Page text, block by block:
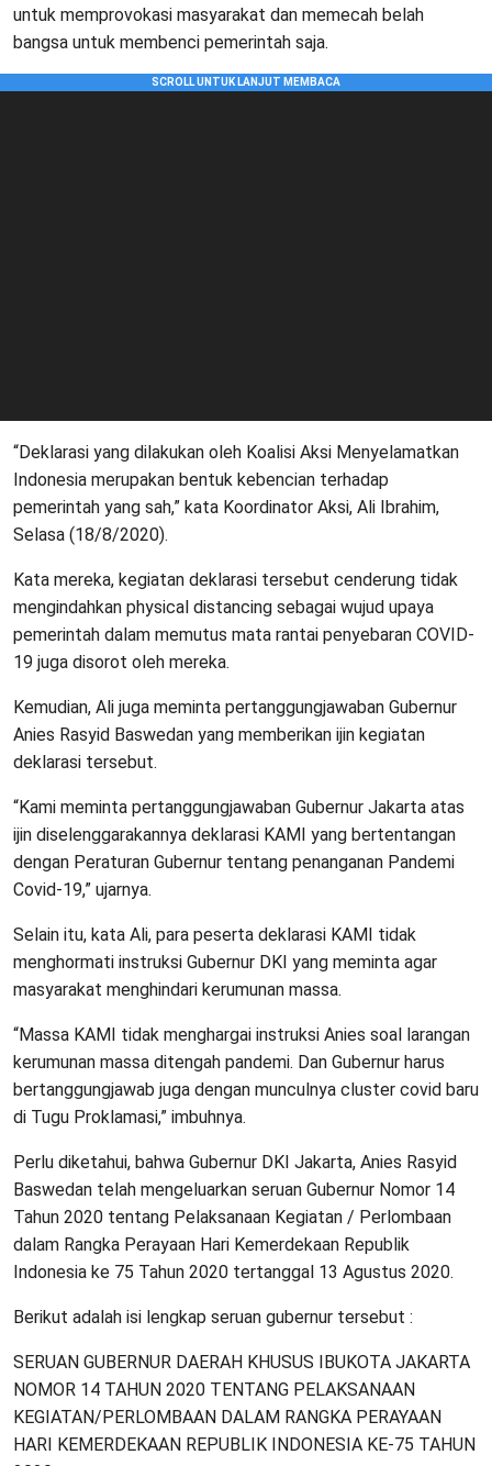
untuk memprovokasi masyarakat dan memecah belah
bangsa untuk membenci pemerintah saja.
“Deklarasi yang dilakukan oleh Koalisi Aksi Menyelamatkan
Indonesia merupakan bentuk kebencian terhadap
pemerintah yang sah,” kata Koordinator Aksi, Ali Ibrahim,
Selasa (18/8/2020).
Kata mereka, kegiatan deklarasi tersebut cenderung tidak
mengindahkan physical distancing sebagai wujud upaya
pemerintah dalam memutus mata rantai penyebaran COVID-
19 juga disorot oleh mereka.
Kemudian, Ali juga meminta pertanggungjawaban Gubernur
Anies Rasyid Baswedan yang memberikan ijin kegiatan
deklarasi tersebut.
“Kami meminta pertanggungjawaban Gubernur Jakarta atas
ijin diselenggarakannya deklarasi KAMI yang bertentangan
dengan Peraturan Gubernur tentang penanganan Pandemi
Covid-19,” ujarnya.
Selain itu, kata Ali, para peserta deklarasi KAMI tidak
menghormati instruksi Gubernur DKI yang meminta agar
masyarakat menghindari kerumunan massa.
“Massa KAMI tidak menghargai instruksi Anies soal larangan
kerumunan massa ditengah pandemi. Dan Gubernur harus
bertanggungjawab juga dengan munculnya cluster covid baru
di Tugu Proklamasi,” imbuhnya.
Perlu diketahui, bahwa Gubernur DKI Jakarta, Anies Rasyid
Baswedan telah mengeluarkan seruan Gubernur Nomor 14
Tahun 2020 tentang Pelaksanaan Kegiatan / Perlombaan
dalam Rangka Perayaan Hari Kemerdekaan Republik
Indonesia ke 75 Tahun 2020 tertanggal 13 Agustus 2020.
Berikut adalah isi lengkap seruan gubernur tersebut :
SERUAN GUBERNUR DAERAH KHUSUS IBUKOTA JAKARTA
NOMOR 14 TAHUN 2020 TENTANG PELAKSANAAN
KEGIATAN/PERLOMBAAN DALAM RANGKA PERAYAAN
HARI KEMERDEKAAN REPUBLIK INDONESIA KE-75 TAHUN